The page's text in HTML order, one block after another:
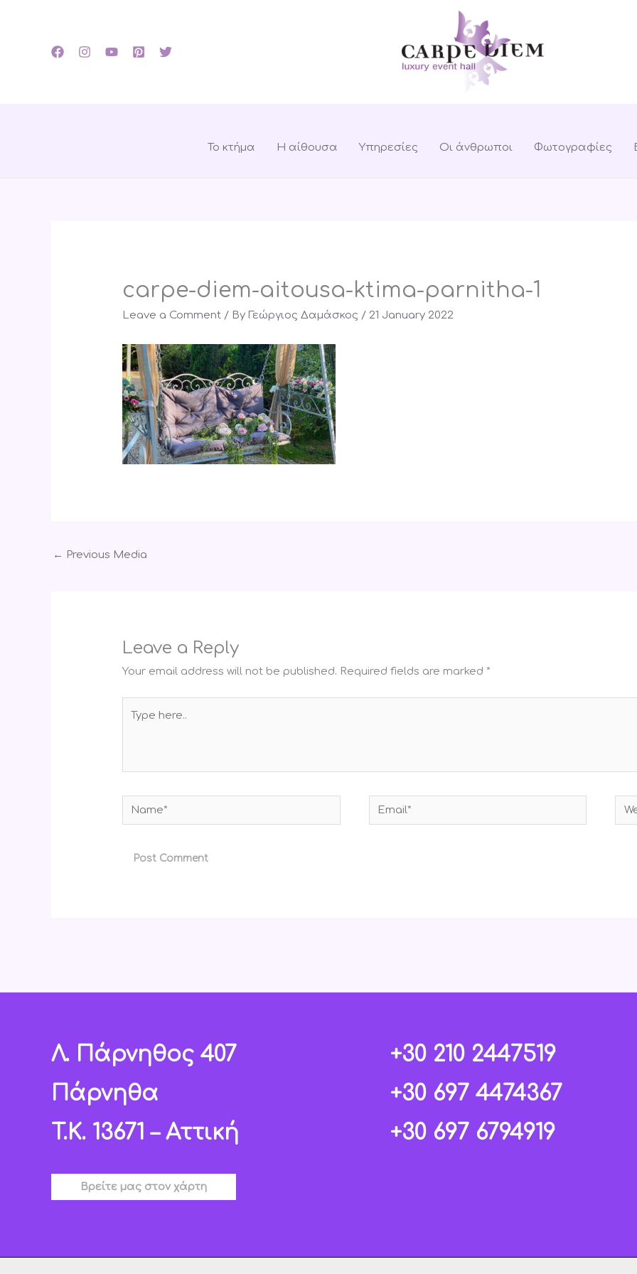
Το κτήμα Η αίθουσα Υπηρεσίες Οι άνθρωποι Φωτογραφίες
carpe-diem-aitousa-ktima-parnitha-1
Leave a Comment / By Γεώργιος Δαμάσκος / 21 January 2022
← Previous Media
Leave a Reply
Your email address will not be published. Required fields are marked *
Name* Email*
Λ. Πάρνηθος 407
Πάρνηθα
T.K. 13671 – Αττική
Βρείτε μας στον χάρτη
+30 210 2447519
+30 697 4474367
+30 697 6794919